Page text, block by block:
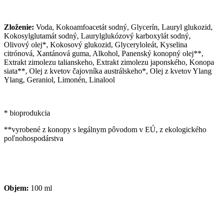
Zloženie: Voda, Kokoamfoacetát sodný, Glycerín, Lauryl glukozid,
Kokosylglutamát sodný, Laurylglukózový karboxylát sodný,
Olivový olej*, Kokosový glukozid, Glyceryloleát, Kyselina
citrónová, Xantánová guma, Alkohol, Panenský konopný olej**,
Extrakt zimolezu talianskeho, Extrakt zimolezu japonského, Konopa
siata**, Olej z kvetov čajovníka austrálskeho*, Olej z kvetov Ylang
Ylang, Geraniol, Limonén, Linalool
* bioprodukcia
**vyrobené z konopy s legálnym pôvodom v EÚ, z ekologického
poľnohospodárstva
Objem: 100 ml